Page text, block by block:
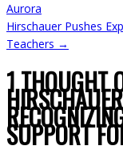
Aurora
Hirschauer Pushes
Teachers →
1 THOUGHT
SUPPORT